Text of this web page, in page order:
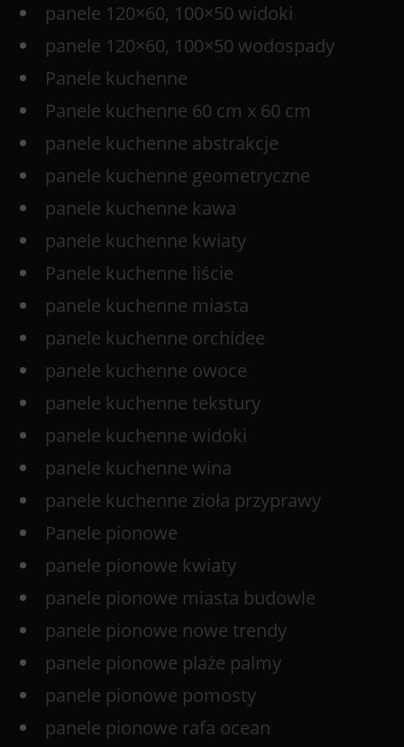
panele 120×60, 100×50 widoki
panele 120×60, 100×50 wodospady
Panele kuchenne
Panele kuchenne 60 cm x 60 cm
panele kuchenne abstrakcje
panele kuchenne geometryczne
panele kuchenne kawa
panele kuchenne kwiaty
Panele kuchenne liście
panele kuchenne miasta
panele kuchenne orchidee
panele kuchenne owoce
panele kuchenne tekstury
panele kuchenne widoki
panele kuchenne wina
panele kuchenne zioła przyprawy
Panele pionowe
panele pionowe kwiaty
panele pionowe miasta budowle
panele pionowe nowe trendy
panele pionowe plaże palmy
panele pionowe pomosty
panele pionowe rafa ocean